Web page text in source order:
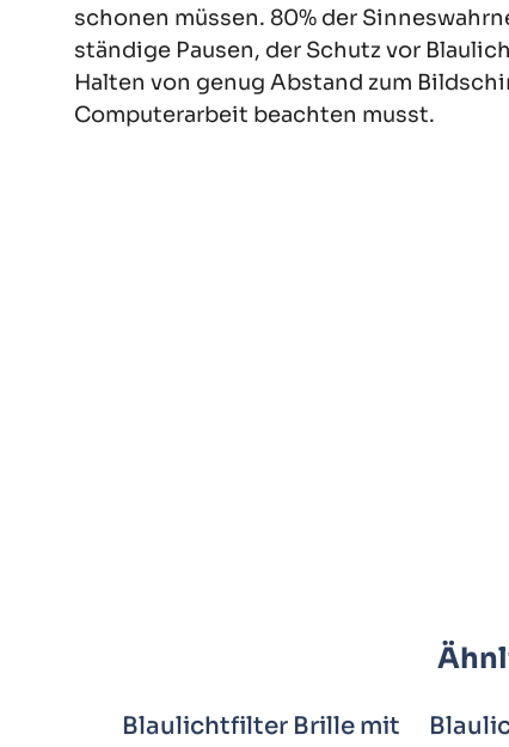
schonen müssen. 80% der
ständige Pausen, der Schutz vor
Halten von genug Abstand zum
Computerarbeit beachten musst.
Blaulichtfilter Brille mit